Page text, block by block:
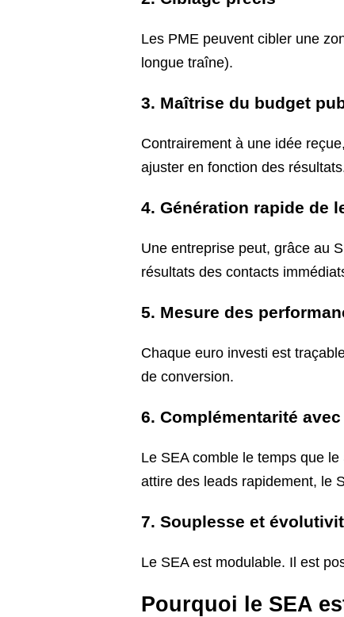
Les PME peuvent cibler une
longue traîne).
3. Maîtrise du budget
Contrairement à une idée
ajuster en fonction des
4. Génération rapide de
Une entreprise peut, grâce au
résultats des contacts
5. Mesure des
Chaque euro investi est
de conversion.
6. Complémentarité avec
Le SEA comble le temps que
attire des leads rapidement, le
7. Souplesse et
Le SEA est modulable. Il est
Pourquoi le SEA